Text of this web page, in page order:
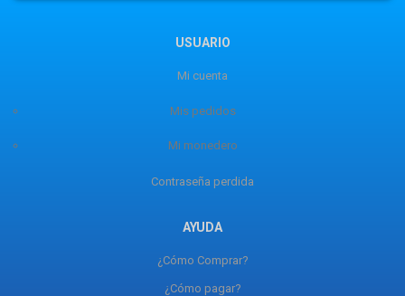
USUARIO
Mi cuenta
Mis pedidos
Mi monedero
Contraseña perdida
AYUDA
¿Cómo Comprar?
¿Cómo pagar?